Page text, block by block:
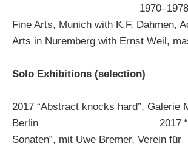
1970–1978
Fine Arts, Munich with K.F. Dahmen,
Arts in Nuremberg with Ernst Weil,
Solo Exhibitions (selection)
2017 “Abstract knocks hard”, Galerie
Berlin 2017
Sonaten”, mit Uwe Bremer, Verein für